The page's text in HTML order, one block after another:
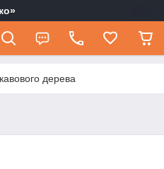
дерева